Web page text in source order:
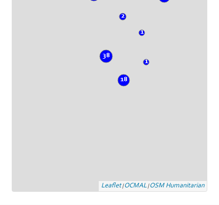
18
2
38
1
1
Leaflet|OCMAL|OSM Humanitarian